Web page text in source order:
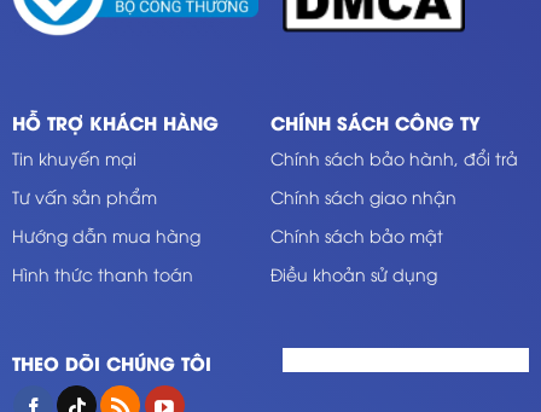
HỖ TRỢ KHÁCH HÀNG
Tin khuyến mại
Tư vấn sản phẩm
Hướng dẫn mua hàng
Hình thức thanh toán
CHÍNH SÁCH CÔNG TY
Chính sách bảo hành, đổi trả
Chính sách giao nhận
Chính sách bảo mật
Điều khoản sử dụng
THEO DÕI CHÚNG TÔI